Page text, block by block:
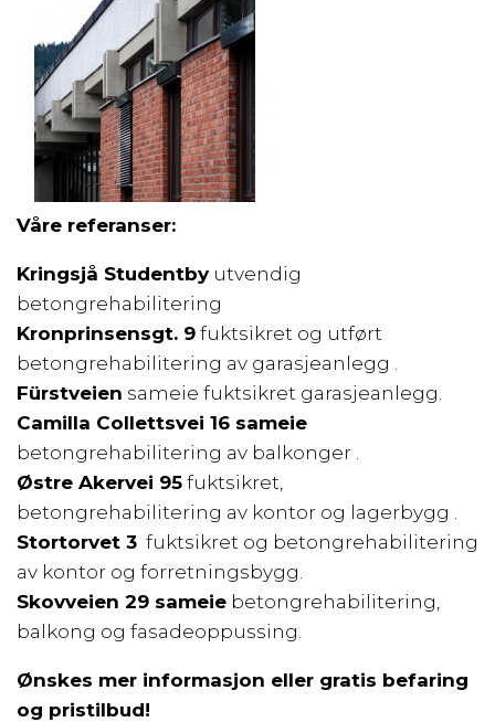
Våre referanser:
Kringsjå Studentbyutvendig
betongrehabilitering
Kronprinsensgt. 9 fuktsikret og utført
betongrehabilitering av garasjeanlegg .
Fürstveien sameie fuktsikret garasjeanlegg.
Camilla Collettsvei 16 sameie
betongrehabilitering av balkonger .
Østre Akervei 95 fuktsikret,
betongrehabilitering av kontor og lagerbygg .
Stortorvet 3 fuktsikret og betongrehabilitering
av kontor og forretningsbygg.
Skovveien 29 sameie betongrehabilitering,
balkong og fasadeoppussing.
Ønskes mer informasjon eller gratis befaring
og pristilbud!